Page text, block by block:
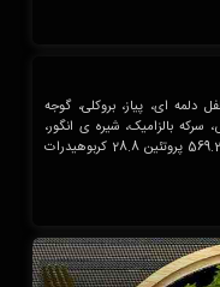
دلمه ای، پیاز، بروکلی، گوجه
بالزامیک، شیره ی انگور،
ادویه های مخصوص، (مزه چینی کالیفرنیایی) کالری 569.2 پروتئین 28.8 کربوهیدرات